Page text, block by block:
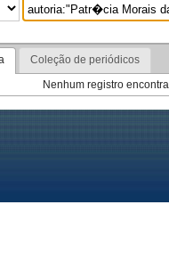
Coleção de periódicos
Nenhum registro